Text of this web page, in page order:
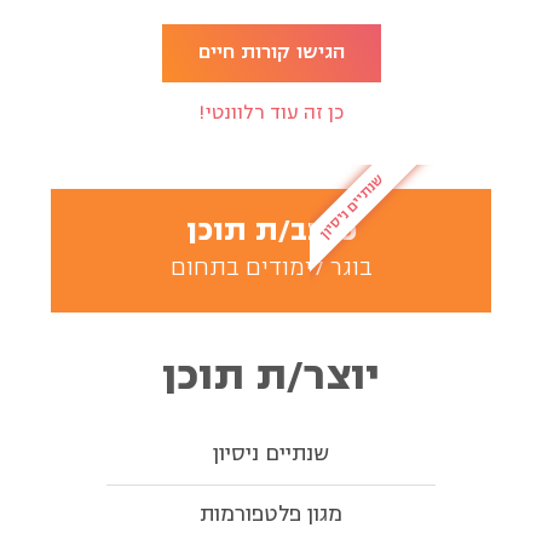
הגישו קורות חיים
כן זה עוד רלוונטי!
שנתיים ניסיון
כותב/ת תוכן
בוגר לימודים בתחום
יוצר/ת תוכן
שנתיים ניסיון
מגון פלטפורמות